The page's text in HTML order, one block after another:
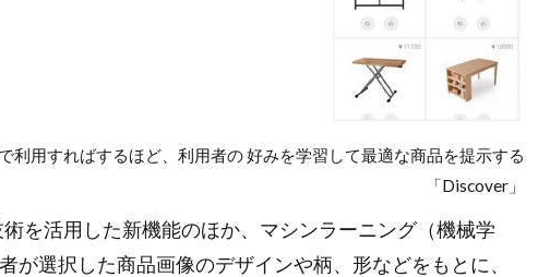
利用すればするほど、利用者の 好みを学習して最適な商品を提示する
「Discover」
を活用した新機能のほか、マシンラーニング（機械学
が選択した商品画像のデザインや柄、形などをもとに、